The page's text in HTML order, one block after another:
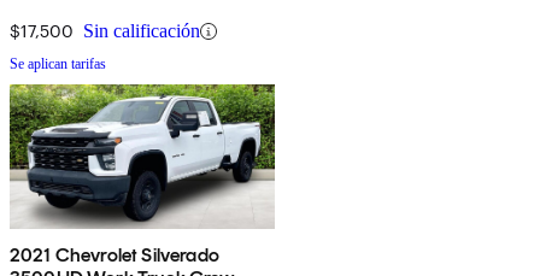
$17,500 Sin calificación
Se aplican tarifas
2021 Chevrolet Silverado